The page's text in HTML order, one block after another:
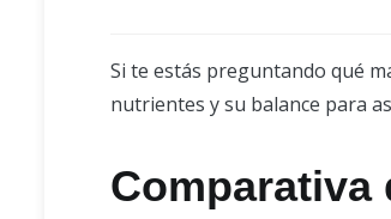
Si te estás preguntando qué
nutrientes y su balance para
Comparativa